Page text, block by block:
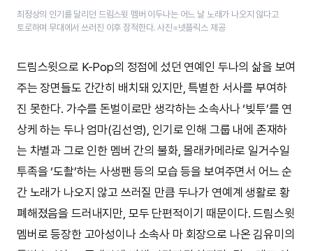
최정상의 인기를 달리던 드림스윗 멤버 이두나는 어느 날 노래가 나오지 않다고
토로하며 무대에서 쓰러진 이후 잠적한다. 사진=넷플릭스 제공
드림스윗으로 K-Pop의 정점에 섰던 연예인 두나의 삶을 보여
주는 장면들도 간간히 배치돼 있지만, 특별한 서사를 부여하
진 못한다. 가수를 돈벌이로만 생각하는 소속사나 ‘빚투’를 연
상케 하는 두나 엄마(김선영), 인기로 인해 그룹 내에 존재하
는 차별과 그로 인한 멤버 간의 불화, 몰래카메라로 일거수일
투족을 ‘도촬’하는 사생팬 등의 모습 등을 보여주면서 어느 순
간 노래가 나오지 않고 쓰러질 만큼 두나가 연예계 생활로 황
폐해졌음을 드러내지만, 모두 단편적이기 때문이다. 드림스윗
멤버로 등장한 고아성이나 소속사 마 회장으로 나온 김유미의